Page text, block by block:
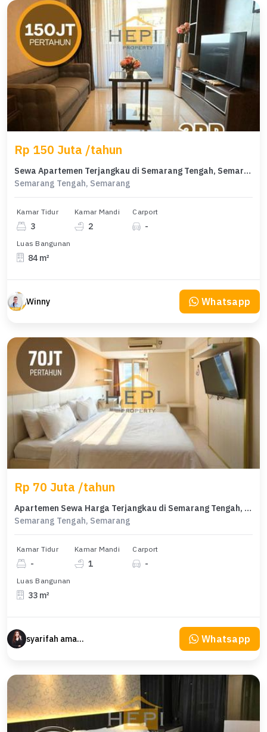
Rp 150 Juta /tahun
Sewa Apartemen Terjangkau di Semarang Tengah, Semarang, LB 84m²
Semarang Tengah, Semarang
Kamar Tidur
3
Kamar Mandi
2
Carport
-
Luas Bangunan
84 m²
Winny Whatsapp
Rp 70 Juta /tahun
Apartemen Sewa Harga Terjangkau di Semarang Tengah, Semarang
Semarang Tengah, Semarang
Kamar Tidur
-
Kamar Mandi
1
Carport
-
Luas Bangunan
33 m²
syarifah amanta property Whatsapp